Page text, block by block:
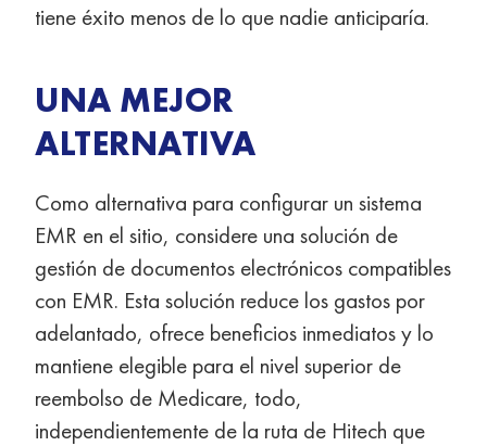
tiene éxito menos de lo que nadie anticiparía.
UNA MEJOR
ALTERNATIVA
Como alternativa para configurar un sistema
EMR en el sitio, considere una solución de
gestión de documentos electrónicos compatibles
con EMR. Esta solución reduce los gastos por
adelantado, ofrece beneficios inmediatos y lo
mantiene elegible para el nivel superior de
reembolso de Medicare, todo,
independientemente de la ruta de Hitech que